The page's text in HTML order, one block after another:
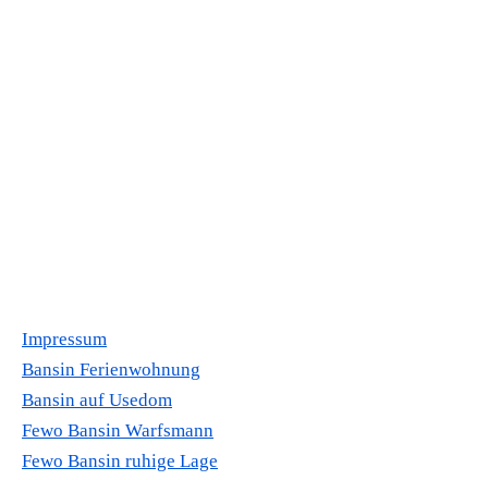
Impressum
Bansin Ferienwohnung
Bansin auf Usedom
Fewo Bansin Warfsmann
Fewo Bansin ruhige Lage